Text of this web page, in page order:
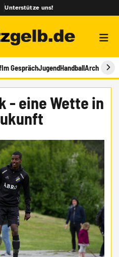
Unterstütze uns!
Im GesprächJugendHandballArchiv
- eine Wette in